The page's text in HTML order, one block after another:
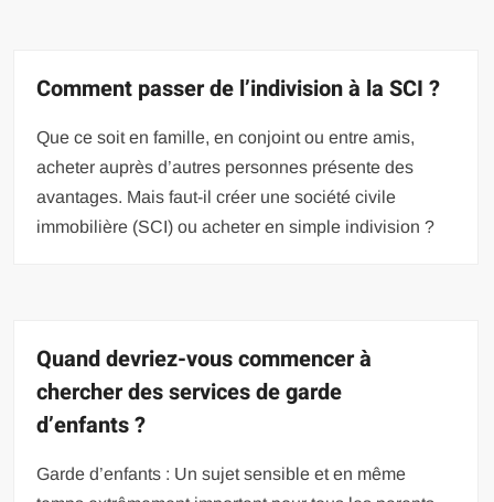
Comment passer de l’indivision à la SCI ?
Que ce soit en famille, en conjoint ou entre amis,
acheter auprès d’autres personnes présente des
avantages. Mais faut-il créer une société civile
immobilière (SCI) ou acheter en simple indivision ?
Quand devriez-vous commencer à
chercher des services de garde
d’enfants ?
Garde d’enfants : Un sujet sensible et en même